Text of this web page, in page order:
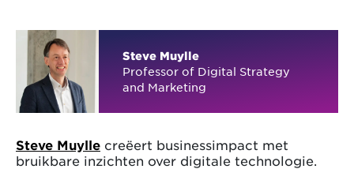
Steve Muylle
Professor of Digital Strategy
and Marketing
Steve Muylle creëert businessimpact met
bruikbare inzichten over digitale technologie.